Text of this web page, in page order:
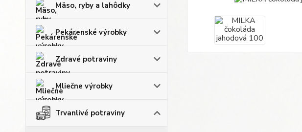
Mäso, ryby a lahôdky
Pekárenské výrobky
Zdravé potraviny
Mliečne výrobky
Trvanlivé potraviny